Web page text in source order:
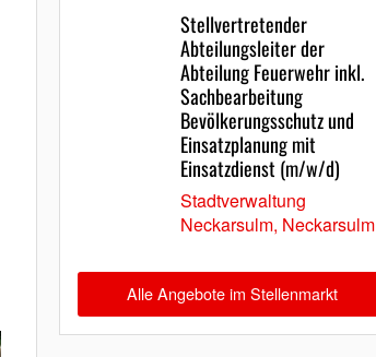
Stellvertretender
Abteilungsleiter der
Abteilung Feuerwehr inkl.
Sachbearbeitung
Bevölkerungsschutz und
Einsatzplanung mit
Einsatzdienst (m/w/d)
Stadtverwaltung
Neckarsulm, Neckarsulm
Alle Angebote im Stellenmarkt